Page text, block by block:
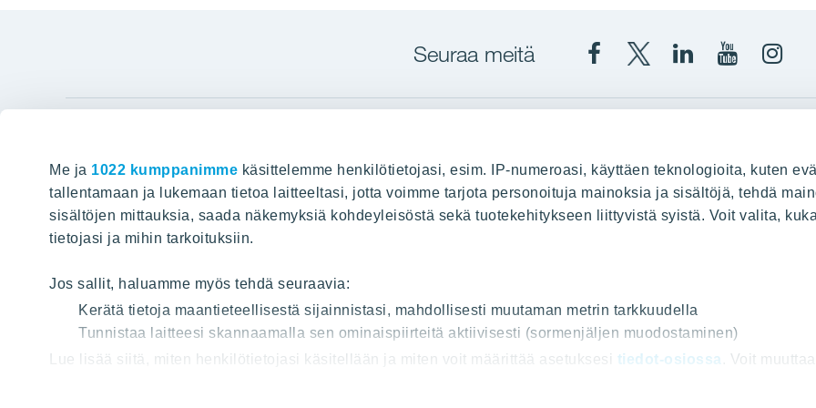
Me ja 1022 kumppanimme käsittelemme henkilötietojasi, esim. IP-numeroasi, käyttäen teknologioita, kuten
tallentamaan ja lukemaan tietoa laitteeltasi, jotta voimme tarjota personoituja mainoksia ja sisältöjä, tehdä
sisältöjen mittauksia, saada näkemyksiä kohdeyleisöstä sekä tuotekehitykseen liittyvistä syistä. Voit valita,
tietojasi ja mihin tarkoituksiin.
Jos sallit, haluamme myös tehdä seuraavia:
Kerätä tietoja maantieteellisestä sijainnistasi, mahdollisesti muutaman metrin tarkkuudella
Tunnistaa laitteesi skannaamalla sen ominaispiirteitä aktiivisesti (sormenjäljen muodostaminen)
Lue lisää siitä, miten henkilötietojasi käsitellään ja miten voit määrittää asetuksesi tiedot-osiossa . Voit
Seuraa meitä
YITYITCorporation
YIT
Hyvin rakennettu huominen
HAKU
Tietoa YIT:stä
Töihin meille
Projektit
Vastuullisuus
Media
Yhteystiedot
Myytävät asunnot
Vuokrattavat toimitilat
Toimitilarakentaminen
Teollisuusrakentaminen